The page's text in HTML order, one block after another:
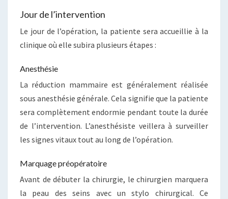
Jour de l’intervention
Le jour de l’opération, la patiente sera accueillie à la
clinique où elle subira plusieurs étapes :
Anesthésie
La réduction mammaire est généralement réalisée
sous anesthésie générale. Cela signifie que la patiente
sera complètement endormie pendant toute la durée
de l’intervention. L’anesthésiste veillera à surveiller
les signes vitaux tout au long de l’opération.
Marquage préopératoire
Avant de débuter la chirurgie, le chirurgien marquera
la peau des seins avec un stylo chirurgical. Ce